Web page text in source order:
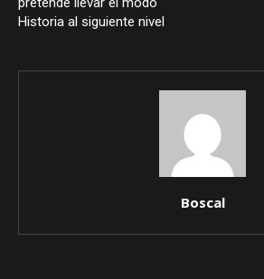
Historia al siguiente nivel
Boscal